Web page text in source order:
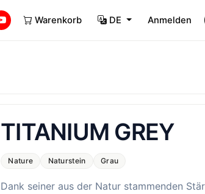
Warenkorb DE Anmelden
TITANIUM GREY
Nature Naturstein Grau
Dank seiner aus der Natur stammenden